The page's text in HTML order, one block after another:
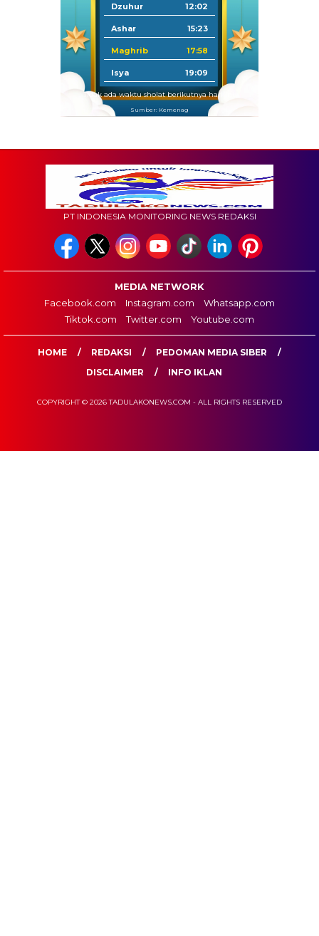
Dzuhur 12:02
Ashar 15:23
Maghrib 17:58
Isya 19:09
Tidak ada waktu sholat berikutnya hari ini.
Sumber: Kemenag
PT INDONESIA MONITORING NEWS REDAKSI
MEDIA NETWORK
Facebook.com
Instagram.com
Whatsapp.com
Tiktok.com
Twitter.com Youtube.com
HOME REDAKSI
PEDOMAN MEDIA SIBER
DISCLAIMER
INFO IKLAN
COPYRIGHT © 2026 TADULAKONEWS.COM - ALL RIGHTS RESERVED